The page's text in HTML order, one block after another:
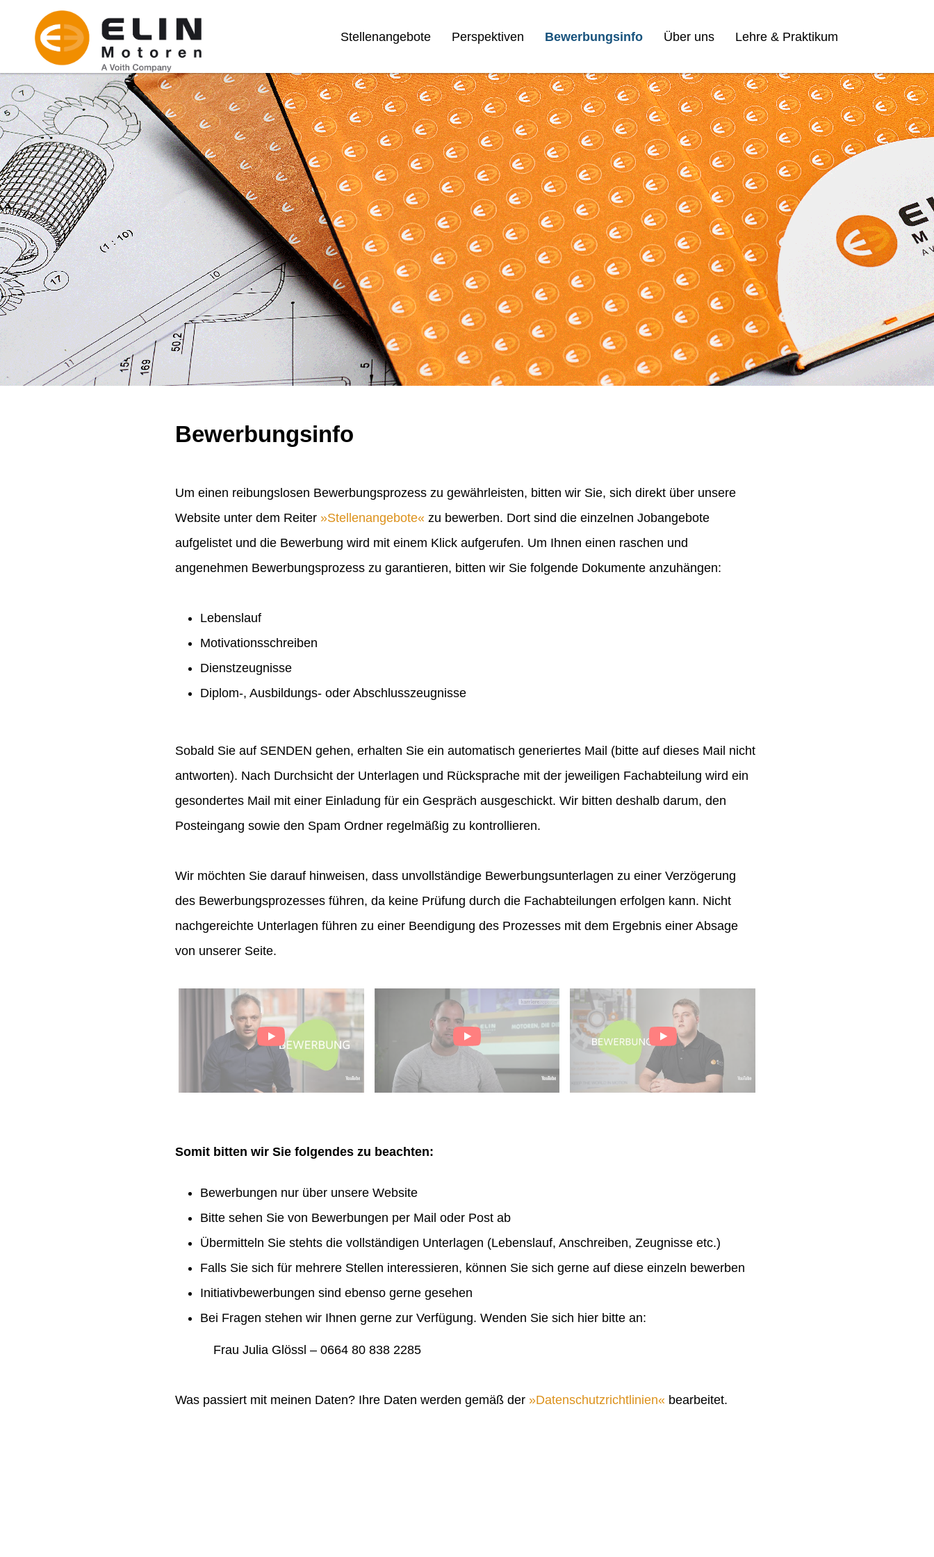
Stellenangebote Perspektiven Bewerbungsinfo Über uns Lehre & Praktikum
Bewerbungsinfo
Um einen reibungslosen Bewerbungsprozess zu gewährleisten, bitten wir Sie, sich direkt über unsere
Website unter dem Reiter
Stellenangebote
zu bewerben. Dort sind die einzelnen Jobangebote
aufgelistet und die Bewerbung wird mit einem Klick aufgerufen. Um Ihnen einen raschen und
angenehmen Bewerbungsprozess zu garantieren, bitten wir Sie folgende Dokumente anzuhängen:
Lebenslauf
Motivationsschreiben
Dienstzeugnisse
Diplom-, Ausbildungs- oder Abschlusszeugnisse
Sobald Sie auf SENDEN gehen, erhalten Sie ein automatisch generiertes Mail (bitte auf dieses Mail nicht
antworten). Nach Durchsicht der Unterlagen und Rücksprache mit der jeweiligen Fachabteilung wird ein
gesondertes Mail mit einer Einladung für ein Gespräch ausgeschickt. Wir bitten deshalb darum, den
Posteingang sowie den Spam Ordner regelmäßig zu kontrollieren.
Wir möchten Sie darauf hinweisen, dass unvollständige Bewerbungsunterlagen zu einer Verzögerung
des Bewerbungsprozesses führen, da keine Prüfung durch die Fachabteilungen erfolgen kann. Nicht
nachgereichte Unterlagen führen zu einer Beendigung des Prozesses mit dem Ergebnis einer Absage
von unserer Seite.
Somit bitten wir Sie folgendes zu beachten:
Bewerbungen nur über unsere Website
Bitte sehen Sie von Bewerbungen per Mail oder Post ab
Übermitteln Sie stehts die vollständigen Unterlagen (Lebenslauf, Anschreiben, Zeugnisse etc.)
Falls Sie sich für mehrere Stellen interessieren, können Sie sich gerne auf diese einzeln bewerben
Initiativbewerbungen sind ebenso gerne gesehen
Bei Fragen stehen wir Ihnen gerne zur Verfügung. Wenden Sie sich hier bitte an:
Frau Julia Glössl – 0664 80 838 2285
Was passiert mit meinen Daten? Ihre Daten werden gemäß der Datenschutzrichtlinien bearbeitet.